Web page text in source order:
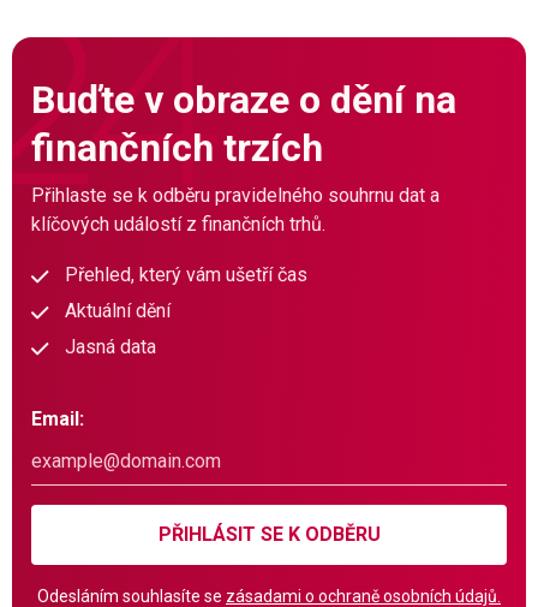
Buďte v obraze o dění na
finančních trzích
Přihlaste se k odběru pravidelného souhrnu dat a
klíčových událostí z finančních trhů.
Přehled, který vám ušetří čas
Aktuální dění
Jasná data
Email:
PŘIHLÁSIT SE K ODBĚRU
Odesláním souhlasíte se zásadami o ochraně osobních údajů.